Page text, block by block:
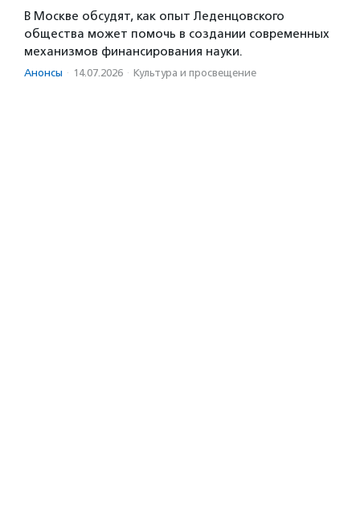
В Москве обсудят, как опыт Леденцовского
общества может помочь в создании современных
механизмов финансирования науки.
Анонсы · 14.07.2026 · Культура и просвещение